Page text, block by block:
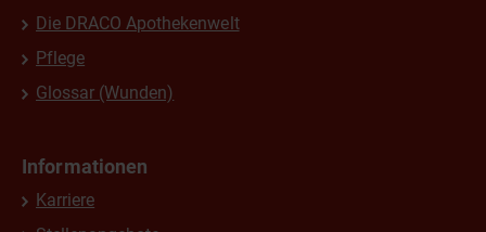
Die DRACO Apothekenwelt
Pflege
Glossar (Wunden)
Informationen
Karriere